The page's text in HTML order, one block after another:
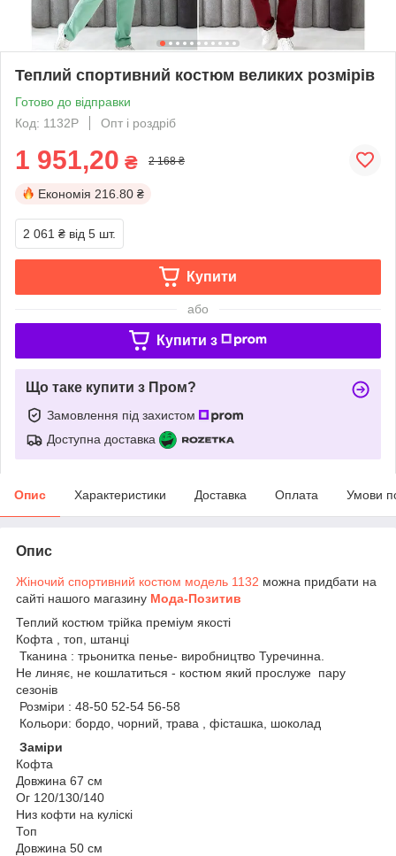
Теплий спортивний костюм великих розмірів
Готово до відправки
Код: 1132Р
Опт і роздріб
1 951,20 ₴ 2 168 ₴
Економія 216.80 ₴
2 061 ₴ від 5 шт.
Купити
або
Купити з
Що таке купити з Пром?
Замовлення під захистом
Доступна доставка
Опис Характеристики Доставка Оплата Умови
Опис
Жіночий спортивний костюм модель 1132 можна придбати на
сайті нашого магазину Мода-Позитив
Теплий костюм трійка преміум якості
Кофта , топ, штанці
Тканина : трьонитка пенье- виробництво Туречинна.
Не линяє, не кошлатиться - костюм який прослуже пару
сезонів
Розміри : 48-50 52-54 56-58
Кольори: бордо, чорний, трава , фісташка, шоколад
Заміри
Кофта
Довжина 67 см
Ог 120/130/140
Низ кофти на куліскі
Топ
Довжина 50 см